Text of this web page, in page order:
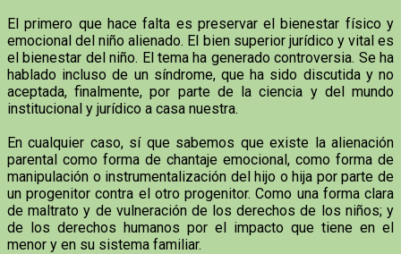
El primero que hace falta es preservar el bienestar físico y
emocional del niño alienado. El bien superior jurídico y vital es
el bienestar del niño. El tema ha generado controversia. Se ha
hablado incluso de un síndrome, que ha sido discutida y no
aceptada, finalmente, por parte de la ciencia y del mundo
institucional y jurídico a casa nuestra.
En cualquier caso, sí que sabemos que existe la alienación
parental como forma de chantaje emocional, como forma de
manipulación o instrumentalización del hijo o hija por parte de
un progenitor contra el otro progenitor. Como una forma clara
de maltrato y de vulneración de los derechos de los niños; y
de los derechos humanos por el impacto que tiene en el
menor y en su sistema familiar.